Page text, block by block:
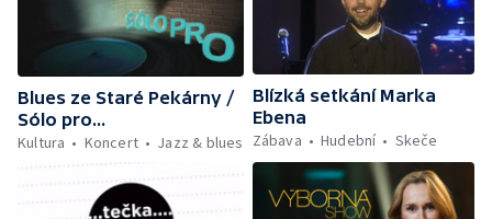
Blues ze Staré Pekárny /
Sólo pro...
Kultura
Koncert Jazz & blues
Blízká setkání Marka
Ebena
Zábava
Hudební Skeče